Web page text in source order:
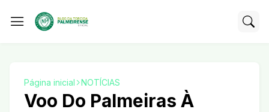
Página inicial NOTÍCIAS
Voo Do Palmeiras À